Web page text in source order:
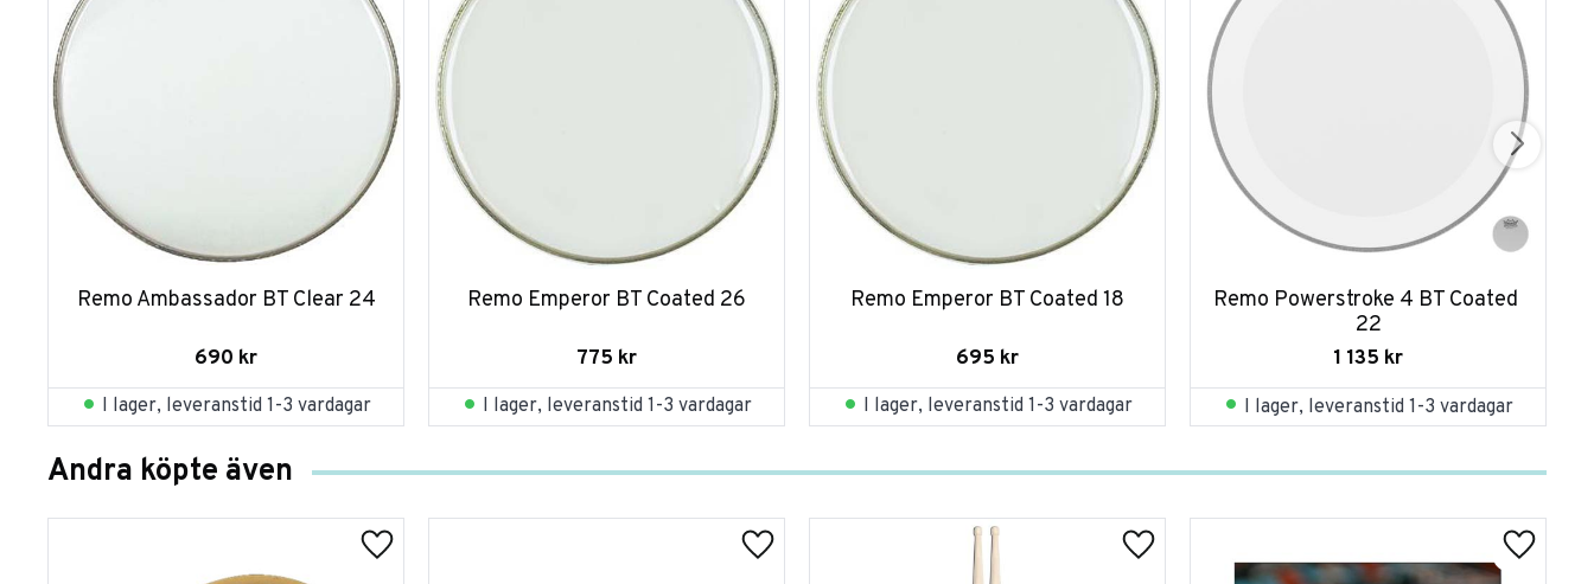
Remo Ambassador BT Clear 24
690 kr
I lager, leveranstid 1-3 vardagar
Remo Emperor BT Coated 26
775 kr
I lager, leveranstid 1-3 vardagar
Remo Emperor BT Coated 18
695 kr
I lager, leveranstid 1-3 vardagar
Remo Powerstroke 4 BT Coated
22
1 135 kr
I lager, leveranstid 1-3 vardagar
Andra köpte även